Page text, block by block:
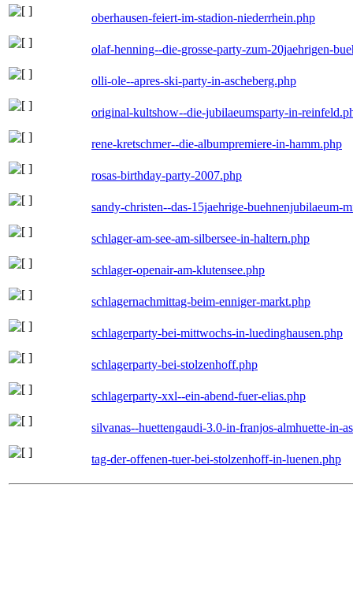
oberhausen-feiert-im-stadion-niederrhein.php
olaf-henning--die-grosse-party-zum-20jaehrigen-
olli-ole--apres-ski-party-in-ascheberg.php
original-kultshow--die-jubilaeumsparty-in-
rene-kretschmer--die-albumpremiere-in-hamm.php
rosas-birthday-party-2007.php
sandy-christen--das-15jaehrige-buehnenjubilaeum-
schlager-am-see-am-silbersee-in-haltern.php
schlager-openair-am-klutensee.php
schlagernachmittag-beim-enniger-markt.php
schlagerparty-bei-mittwochs-in-luedinghausen.php
schlagerparty-bei-stolzenhoff.php
schlagerparty-xxl--ein-abend-fuer-elias.php
silvanas--huettengaudi-3.0-in-franjos-almhuette-in-
tag-der-offenen-tuer-bei-stolzenhoff-in-luenen.php